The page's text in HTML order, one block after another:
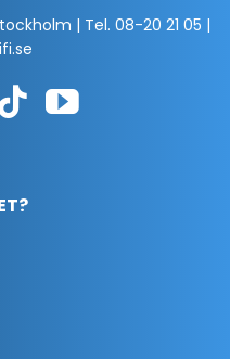
| Tel. 08-20 21 05 |